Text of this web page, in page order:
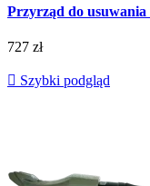
Przyrząd do usuwania
727 zł
 Szybki podgląd